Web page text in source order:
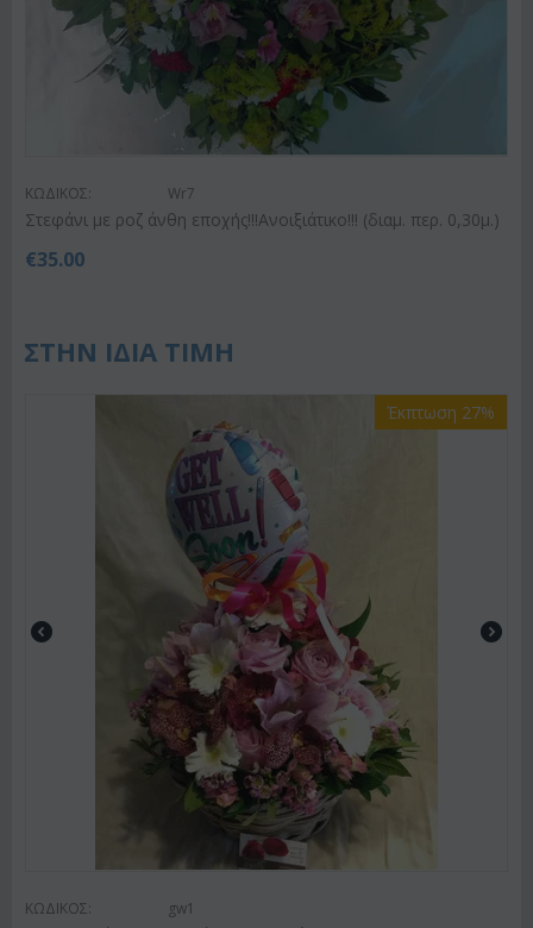
ΚΩΔΙΚΟΣ: Wr7
Στεφάνι με ροζ άνθη εποχής!!!Ανοιξιάτικο!!! (διαμ. περ. 0,30μ.)
€35.00
ΣΤΗΝ ΙΔΙΑ ΤΙΜΗ
Έκπτωση 27%
ΚΩΔΙΚΟΣ: gw1